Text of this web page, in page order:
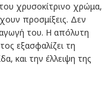
χρυσοκίτρινο χρώμα,
προσμίξεις. Δεν
του. Η απόλυτη
εξασφαλίζει τη
και την έλλειψη της